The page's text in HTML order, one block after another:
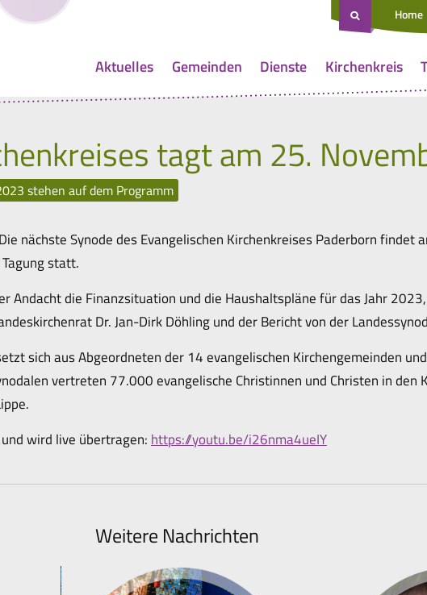
Home
Aktuelles Gemeinden Dienste Kirchenkreis
tagt am 25.
stehen auf dem Programm
nächste Synode des Evangelischen Kirchenkreises Paderborn findet
statt.
Andacht die Finanzsituation und die Haushaltspläne für das Jahr
Dr. Jan-Dirk Döhling und der Bericht von der
sich aus Abgeordneten der 14 evangelischen Kirchengemeinden
vertreten 77.000 evangelische Christinnen und Christen in den
wird live übertragen: https://youtu.be/i26nma4ueIY
Weitere Nachrichten